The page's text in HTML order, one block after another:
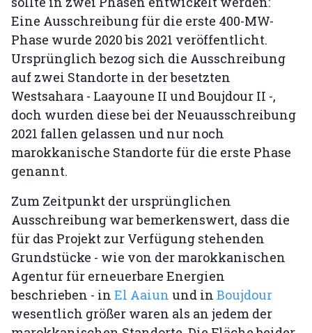
Eine Ausschreibung für die erste 400-MW-
Phase wurde 2020 bis 2021 veröffentlicht.
Ursprünglich bezog sich die Ausschreibung
auf zwei Standorte in der besetzten
Westsahara - Laayoune II und Boujdour II -,
doch wurden diese bei der Neuausschreibung
2021 fallen gelassen und nur noch
marokkanische Standorte für die erste Phase
genannt.
Zum Zeitpunkt der ursprünglichen
Ausschreibung war bemerkenswert, dass die
für das Projekt zur Verfügung stehenden
Grundstücke - wie von der marokkanischen
Agentur für erneuerbare Energien
beschrieben - in El Aaiun und in Boujdour
wesentlich größer waren als an jedem der